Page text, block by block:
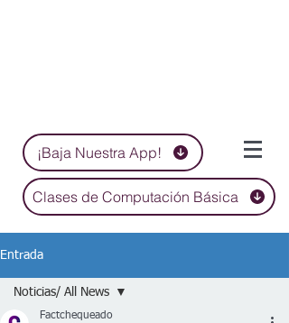
¡Baja Nuestra App!
Clases de Computación Básica
Entrada
Noticias/ All News
Factchequeado